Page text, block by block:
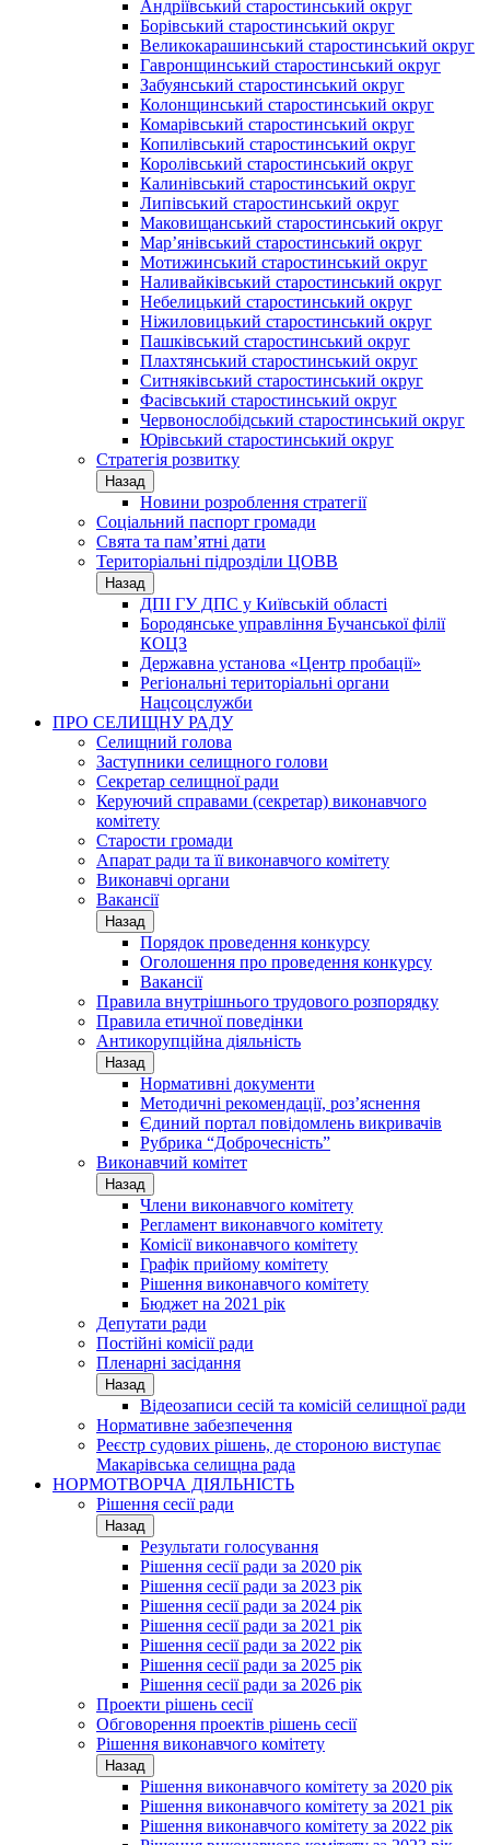
Андріївський старостинський округ
Борівський старостинський округ
Великокарашинський старостинський округ
Гавронщинський старостинський округ
Забуянський старостинський округ
Колонщинський старостинський округ
Комарівський старостинський округ
Копилівський старостинський округ
Королівський старостинський округ
Калинівський старостинський округ
Липівський старостинський округ
Маковищанський старостинський округ
Мар’янівський старостинський округ
Мотижинський старостинський округ
Наливайківський старостинський округ
Небелицький старостинський округ
Ніжиловицький старостинський округ
Пашківський старостинський округ
Плахтянський старостинський округ
Ситняківський старостинський округ
Фасівський старостинський округ
Червонослобідський старостинський округ
Юрівський старостинський округ
Стратегія розвитку
Назад
Новини розроблення стратегії
Соціальний паспорт громади
Свята та пам’ятні дати
Територіальні підрозділи ЦОВВ
Назад
ДПІ ГУ ДПС у Київській області
Бородянське управління Бучанської філії
КОЦЗ
Державна установа «Центр пробації»
Регіональні територіальні органи
Нацсоцслужби
ПРО СЕЛИЩНУ РАДУ
Селищний голова
Заступники селищного голови
Секретар селищної ради
Керуючий справами (секретар) виконавчого
комітету
Старости громади
Апарат ради та її виконавчого комітету
Виконавчі органи
Вакансії
Назад
Порядок проведення конкурсу
Оголошення про проведення конкурсу
Вакансії
Правила внутрішнього трудового розпорядку
Правила етичної поведінки
Антикорупційна діяльність
Назад
Нормативні документи
Методичні рекомендації, роз’яснення
Єдиний портал повідомлень викривачів
Рубрика “Доброчесність”
Виконавчий комітет
Назад
Члени виконавчого комітету
Регламент виконавчого комітету
Комісії виконавчого комітету
Графік прийому комітету
Рішення виконавчого комітету
Бюджет на 2021 рік
Депутати ради
Постійні комісії ради
Пленарні засідання
Назад
Відеозаписи сесій та комісій селищної ради
Нормативне забезпечення
Реєстр судових рішень, де стороною виступає
Макарівська селищна рада
НОРМОТВОРЧА ДІЯЛЬНІСТЬ
Рішення сесії ради
Назад
Результати голосування
Рішення сесії ради за 2020 рік
Рішення сесії ради за 2023 рік
Рішення сесії ради за 2024 рік
Рішення сесії ради за 2021 рік
Рішення сесії ради за 2022 рік
Рішення сесії ради за 2025 рік
Рішення сесії ради за 2026 рік
Проекти рішень сесії
Обговорення проектів рішень сесії
Рішення виконавчого комітету
Назад
Рішення виконавчого комітету за 2020 рік
Рішення виконавчого комітету за 2021 рік
Рішення виконавчого комітету за 2022 рік